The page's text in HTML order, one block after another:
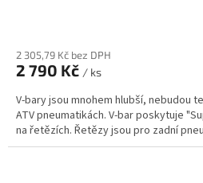
2 305,79 Kč bez DPH
2 790 Kč / ks
V-bary jsou mnohem hlubší, nebudou
ATV pneumatikách. V-bar poskytuje
na řetězích. Řetězy jsou pro zadní